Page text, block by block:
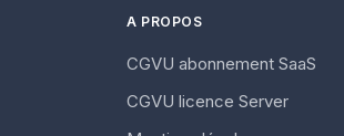
A PROPOS
CGVU abonnement SaaS
CGVU licence Server